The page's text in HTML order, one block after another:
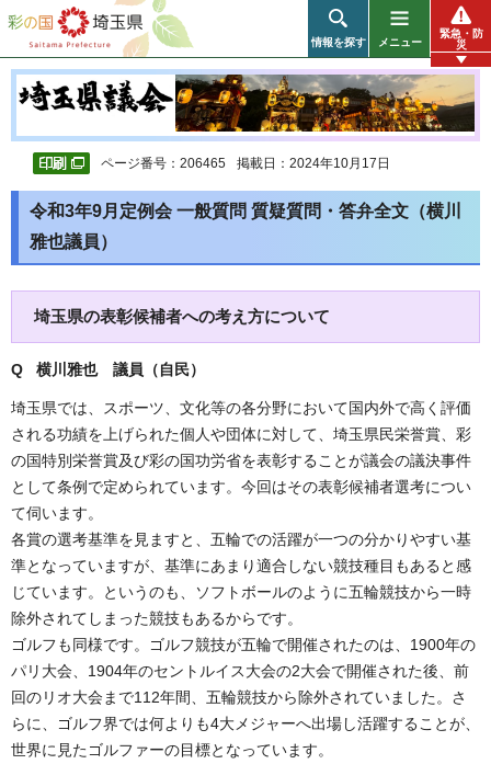
彩の国 埼玉県
情報を探す メニュー
緊急・防
災
ページ番号：206465 掲載日：2024年10月17日
令和3年9月定例会 一般質問 質疑質問・答弁全文（横川
雅也議員）
埼玉県の表彰候補者への考え方について
Q 横川雅也 議員（自民）
埼玉県では、スポーツ、文化等の各分野において国内外で高く評価
される功績を上げられた個人や団体に対して、埼玉県民栄誉賞、彩
の国特別栄誉賞及び彩の国功労省を表彰することが議会の議決事件
として条例で定められています。今回はその表彰候補者選考につい
て伺います。
各賞の選考基準を見ますと、五輪での活躍が一つの分かりやすい基
準となっていますが、基準にあまり適合しない競技種目もあると感
じています。というのも、ソフトボールのように五輪競技から一時
除外されてしまった競技もあるからです。
ゴルフも同様です。ゴルフ競技が五輪で開催されたのは、1900年の
パリ大会、1904年のセントルイス大会の2大会で開催された後、前
回のリオ大会まで112年間、五輪競技から除外されていました。さ
らに、ゴルフ界では何よりも4大メジャーへ出場し活躍することが、
世界に見たゴルファーの目標となっています。